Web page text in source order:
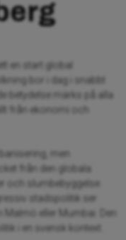
en start global
bor i dag i snabbt
betydelse märks på alla
från ekonomi och
men
från den globala
och slumbebyggelse.
stadspolitik ser
eller Mumbai. Den
i en svensk kontext.